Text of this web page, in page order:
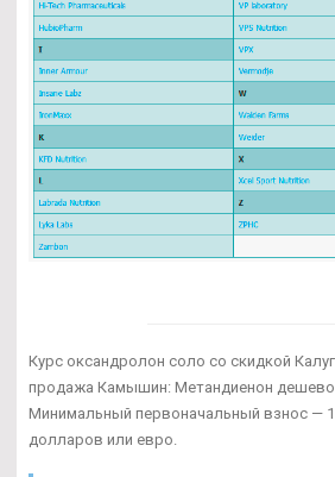
Курс оксандролон соло со скидкой
продажа Камышин: Метандиенон дешево
Минимальный первоначальный взнос —
долларов или евро.